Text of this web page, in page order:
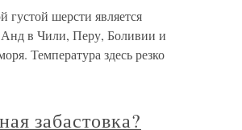
густой шерсти является
в Чили, Перу, Боливии и
Температура здесь резко
забастовка?